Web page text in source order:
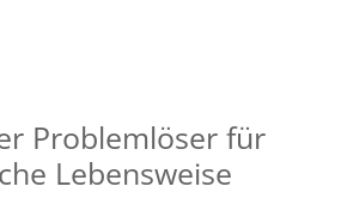
Problemlöser für
Lebensweise